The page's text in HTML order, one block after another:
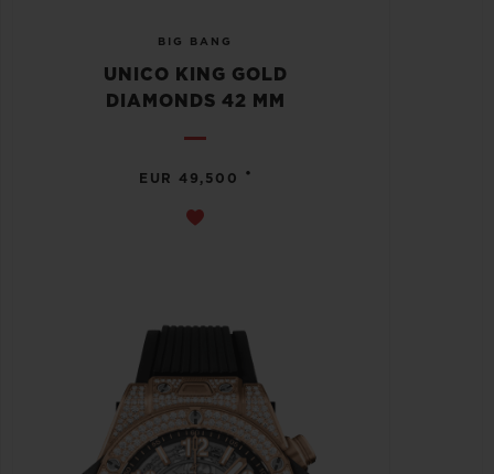
BIG BANG
UNICO KING GOLD
DIAMONDS 42 MM
EUR 49,500 •